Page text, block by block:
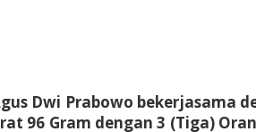
Dwi Prabowo bekerjasama
96 Gram dengan 3 (Tiga)